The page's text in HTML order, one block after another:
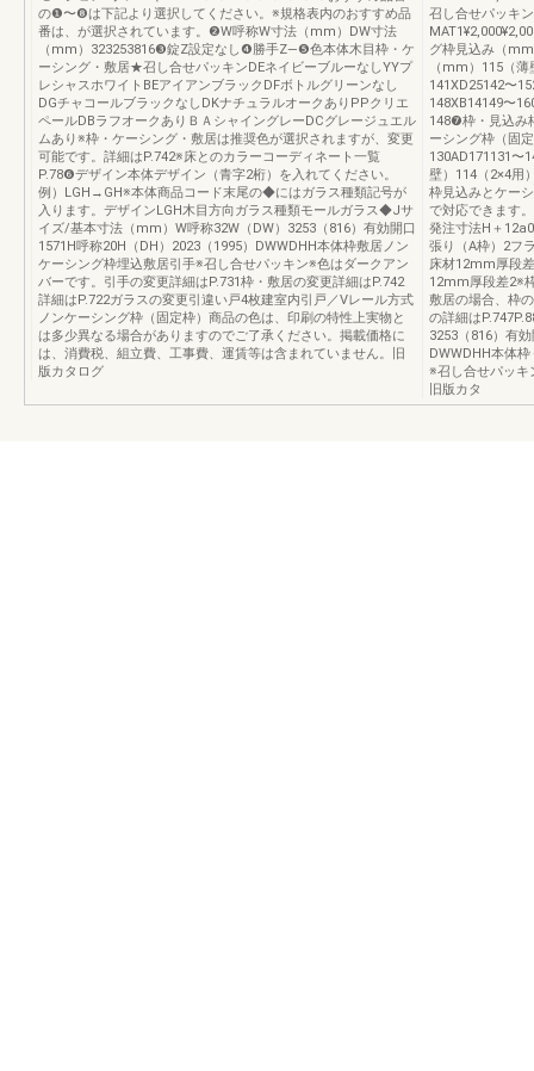
の❶〜❽は下記より選択してください。※規格表内のおすすめ品
番は、が選択されています。❷W呼称W寸法（mm）DW寸法
（mm）323253816❸錠Z設定なし❹勝手Z—❺色本体木目枠・ケ
ーシング・敷居★召し合せパッキンDEネイビーブルーなしYYプ
レシャスホワイトBEアイアンブラックDFボトルグリーンなし
DGチャコールブラックなしDKナチュラルオークありPPクリエ
ペールDBラフオークありＢＡシャイングレーDCグレージュエル
ムあり※枠・ケーシング・敷居は推奨色が選択されますが、変更
可能です。詳細はP.742※床とのカラーコーディネート一覧
P.78❻デザイン本体デザイン（青字2桁）を入れてください。
例）LGH→GH※本体商品コード末尾の◆にはガラス種類記号が
入ります。デザインLGH木目方向ガラス種類モールガラス◆Jサ
イズ/基本寸法（mm）W呼称32W（DW）3253（816）有効開口
1571H呼称20H（DH）2023（1995）DWWDHH本体枠敷居ノン
ケーシング枠埋込敷居引手※召し合せパッキン※色はダークアン
バーです。引手の変更詳細はP.731枠・敷居の変更詳細はP.742
詳細はP.722ガラスの変更引違い戸4枚建室内引戸／Vレール方式
ノンケーシング枠（固定枠）商品の色は、印刷の特性上実物と
は多少異なる場合がありますのでご了承ください。掲載価格に
は、消費税、組立費、工事費、運賃等は含まれていません。旧
版カタログ
召し合せパッキ
グ枠見込み（
（mm）115（
141XD25142〜
148XB14149〜
148❼枠・見込み
ーシング枠（固
130AD171131〜
壁）114（2×4用
枠見込みとケー
で対応できます
発注寸法H＋
張り（A枠）2フ
床材12mm厚段
12mm厚段差2※
敷居の場合、枠
の詳細は
3253（816）有
DWWDHH本体
※召し合せパッキ
旧版カタ